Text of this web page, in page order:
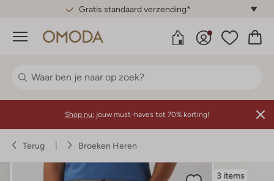
Gratis standaard verzending*
Menu
Shop nu: jouw must-haves tot 70% korting!
Terug Broeken Heren
3 items